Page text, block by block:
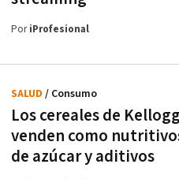
PoriProfesional
Los cereales de
venden como
de azúcar y aditivos
SALUD / Consumo